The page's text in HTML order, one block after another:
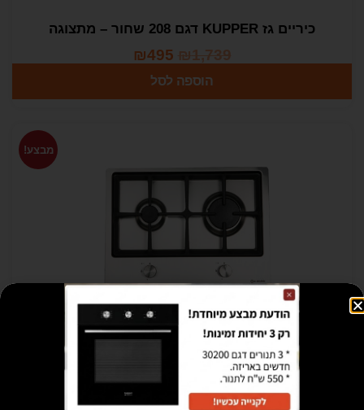
כיריים גז KUPPER דגם 208 שחור – מתצוגה
₪1,739
₪495
הוספה לסל
מבצע!
35 2G VS INOX -GG תוצרת smalvic איטליה
3,500
₪750
הוספה לסל